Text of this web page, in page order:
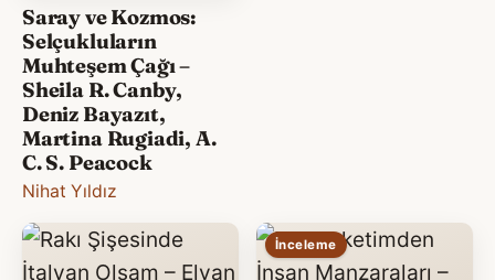
Saray ve Kozmos:
Selçukluların
Muhteşem Çağı –
Sheila R. Canby,
Deniz Bayazıt,
Martina Rugiadi, A.
C. S. Peacock
Nihat Yıldız
İnceleme